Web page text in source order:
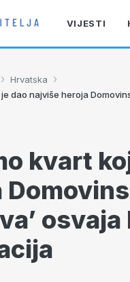
VIJESTI
› Hrvatska ›
dao najviše heroja
kvart